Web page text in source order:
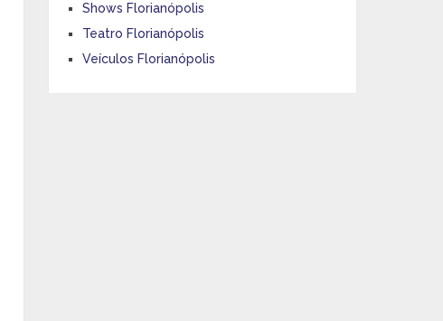
Shows Florianópolis
Teatro Florianópolis
Veículos Florianópolis